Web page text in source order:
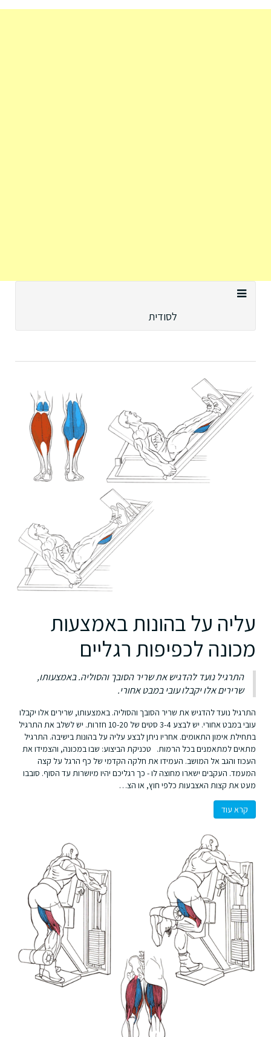
לסודית
עליה על בהונות באמצעות
מכונה לכפיפות רגליים
התרגיל נועד להדגיש את שריר הסובך והסוליה. באמצעותו,
שרירים אלו יקבלו עובי במבט אחורי.
התרגיל נועד להדגיש את שריר הסובך והסוליה. באמצעותו, שרירים אלו יקבלו
עובי במבט אחורי. יש לבצע 3-4 סטים של 10-20 חזרות. יש לשלב את התרגיל
בתחילת אימון התאומים. אחריו ניתן לבצע עליה על בהונות בישיבה. התרגיל
מתאים למתאמנים בכל הרמות. טכניקת הביצוע: שבו במכונה, והצמידו את
העכוז והגב אל המושב. העמידו את חלקה הקדמי של כף הרגל על קצה
המעמד. העקבים ישארו מחוצה לו - כך רגליכם יהיו מיושרות עד הסוף. סובבו
מעט את קצות האצבעות כלפי חוץ, או הצ…
קרא עוד